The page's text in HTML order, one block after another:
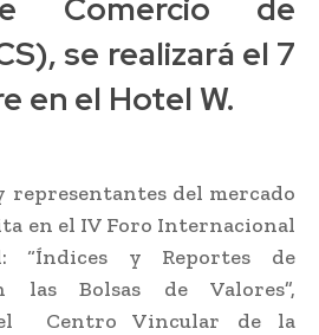
Comercio de
se realizará el 7
en el Hotel W.
representantes del mercado
en el IV Foro Internacional
“Índices y Reportes de
las Bolsas de Valores”,
Centro Vincular de la